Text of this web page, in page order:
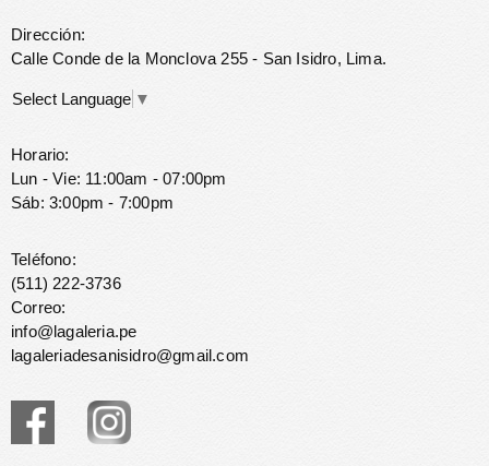
Dirección:
Calle Conde de la Monclova 255 - San Isidro, Lima.
Select Language ▼
Horario:
Lun - Vie: 11:00am - 07:00pm
Sáb: 3:00pm - 7:00pm
Teléfono:
(511) 222-3736
Correo:
info@lagaleria.pe
lagaleriadesanisidro@gmail.com